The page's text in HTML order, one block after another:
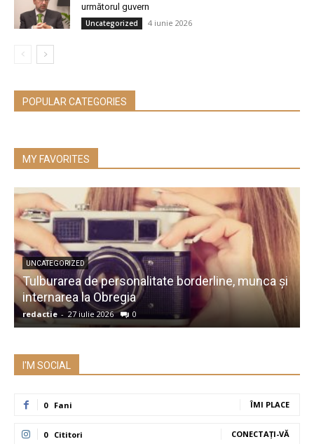
următorul guvern
Uncategorized 4 iunie 2026
POPULAR CATEGORIES
MY FAVORITES
UNCATEGORIZED
Tulburarea de personalitate borderline, munca și
internarea la Obregia
redactie - 27 iulie 2026 0
I'M SOCIAL
0 Fani ÎMI PLACE
0 Cititori CONECTAȚI-VĂ